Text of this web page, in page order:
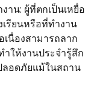
าน: ผู้ที่ตกเป็นเหยื่อ
รียนหรือที่ทำงาน
นื่องสามารถลาก
ให้งานประจำรู้สึก
ลอดภัยแม้ในสถาน